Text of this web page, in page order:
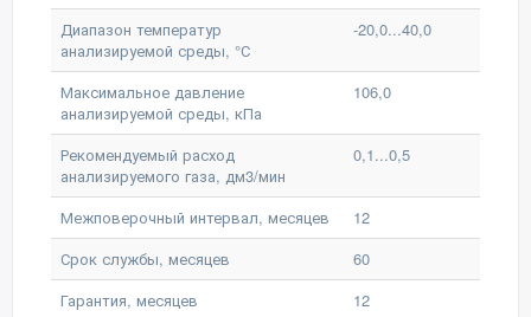
Диапазон температур
анализируемой среды, °С
-20,0...40,0
Максимальное давление
анализируемой среды, кПа
106,0
Рекомендуемый расход
анализируемого газа, дм3/мин
0,1...0,5
Межповерочный интервал, месяцев
12
Срок службы, месяцев
60
Гарантия, месяцев
12